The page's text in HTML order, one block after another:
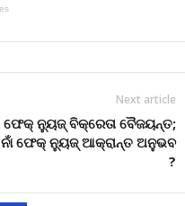
Next article
ଫେକ୍ ନ୍ୟୁଜ୍ ବିକ୍ରେତା ବୈଜୟନ୍ତ;
ନାଁ ଫେକ୍ ନ୍ୟୁଜ୍ ଆକ୍ରାନ୍ତ ଅନୁଭବ
?